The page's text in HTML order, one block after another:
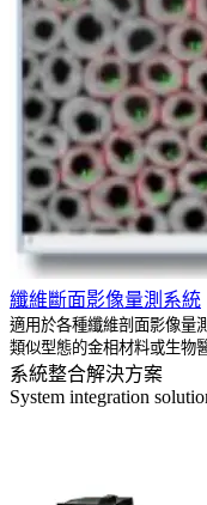
纖維斷面影像量測系統
適用於各種纖維剖面影像量
類似型態的金相材料或生物
系統整合解決方案
System integration